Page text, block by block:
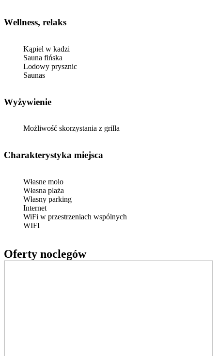
Oferty noclegów
Wellness, relaks
Kąpiel w kadzi
Sauna fińska
Lodowy prysznic
Saunas
Wyżywienie
Możliwość skorzystania z grilla
Charakterystyka miejsca
Własne molo
Własna plaża
Własny parking
Internet
WiFi w przestrzeniach wspólnych
WIFI